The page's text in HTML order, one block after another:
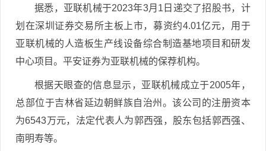
据悉，亚联机械于2023年3月1日递交了招股书，计
划在深圳证券交易所主板上市，募资约4.01亿元，用于
亚联机械的人造板生产线设备综合制造基地项目和研发
中心项目。平安证券为亚联机械的保荐机构。
根据天眼查的信息显示，亚联机械成立于2005年，
总部位于吉林省延边朝鲜族自治州。该公司的注册资本
为6543万元，法定代表人为郭西强，股东包括郭西强、
南明寿等。